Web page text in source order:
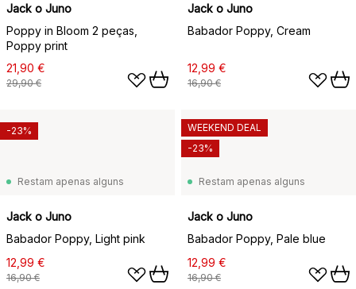
Jack o Juno
Poppy in Bloom 2 peças,
Poppy print
21,90 €
29,90 €
Jack o Juno
Babador Poppy, Cream
12,99 €
16,90 €
Restam apenas alguns
Jack o Juno
Babador Poppy, Light pink
12,99 €
16,90 €
-23%
Restam apenas alguns
Jack o Juno
Babador Poppy, Pale blue
12,99 €
16,90 €
WEEKEND DEAL
-23%